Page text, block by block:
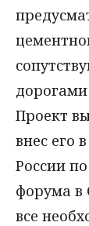
Проект
внес его
России
форума в
все